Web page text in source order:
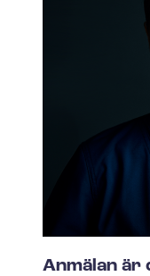
Anmälan är